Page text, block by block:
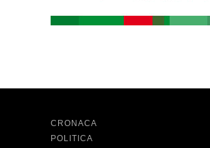
CRONACA
POLITICA